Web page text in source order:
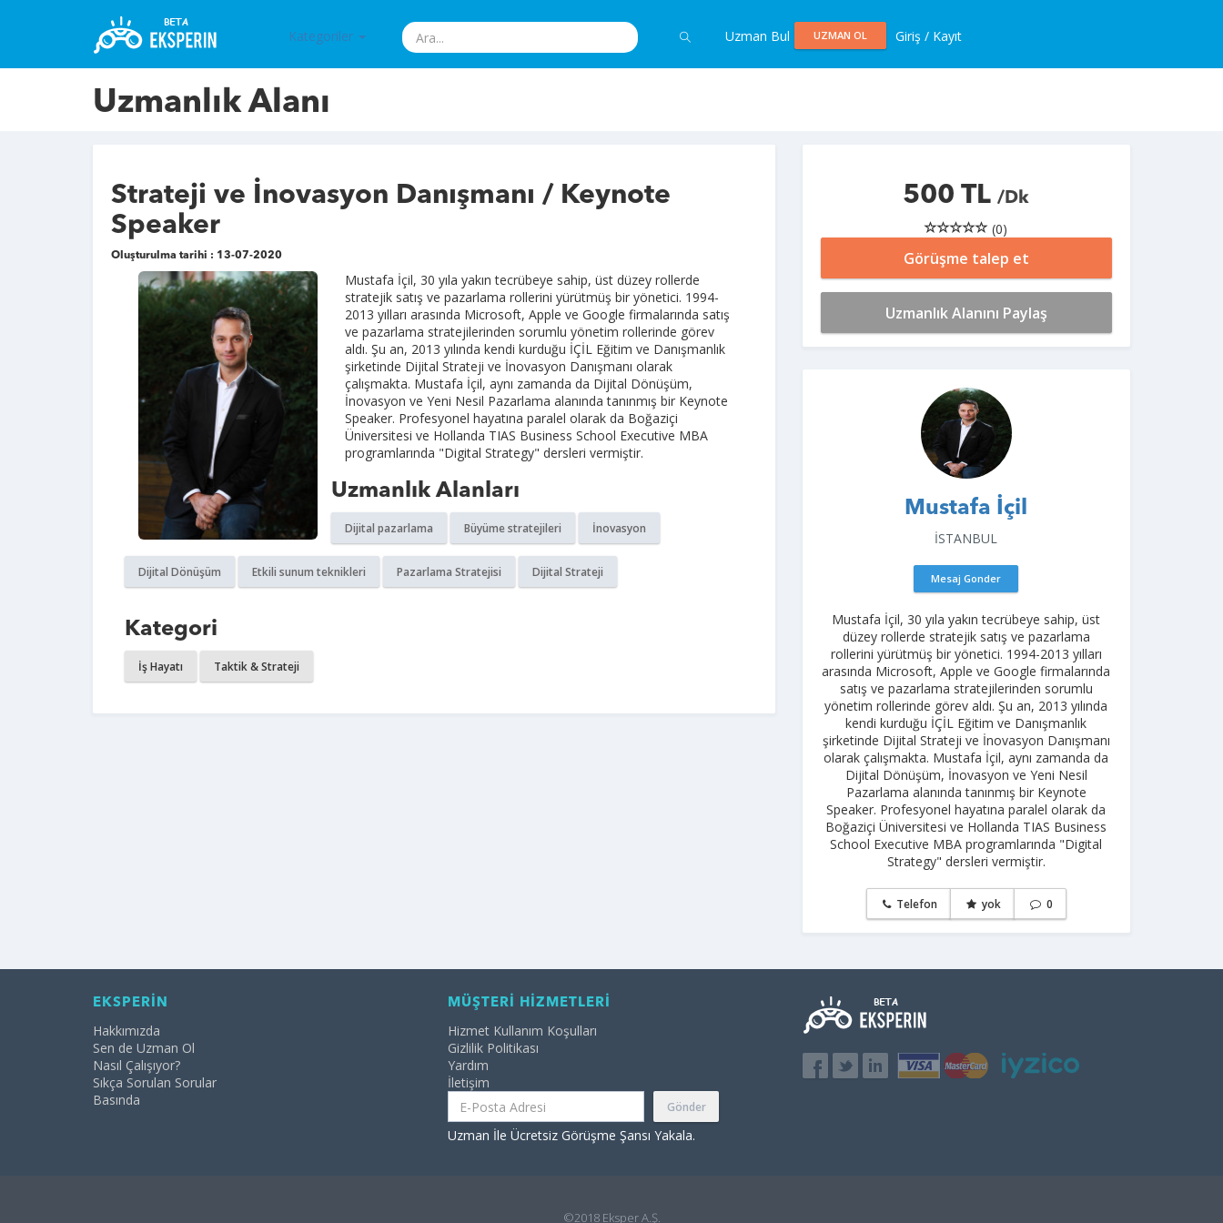
Kategoriler Uzman Bul UZMAN OL Giriş / Kayıt
Uzmanlık Alanı
Strateji ve İnovasyon Danışmanı / Keynote
Speaker
Oluşturulma tarihi : 13-07-2020
Mustafa İçil, 30 yıla yakın tecrübeye sahip, üst düzey rollerde
stratejik satış ve pazarlama rollerini yürütmüş bir yönetici. 1994-
2013 yılları arasında Microsoft, Apple ve Google firmalarında satış
ve pazarlama stratejilerinden sorumlu yönetim rollerinde görev
aldı. Şu an, 2013 yılında kendi kurduğu İÇİL Eğitim ve Danışmanlık
şirketinde Dijital Strateji ve İnovasyon Danışmanı olarak
çalışmakta. Mustafa İçil, aynı zamanda da Dijital Dönüşüm,
İnovasyon ve Yeni Nesil Pazarlama alanında tanınmış bir Keynote
Speaker. Profesyonel hayatına paralel olarak da Boğaziçi
Üniversitesi ve Hollanda TIAS Business School Executive MBA
programlarında "Digital Strategy" dersleri vermiştir.
Uzmanlık Alanları
Dijital pazarlama Büyüme stratejileri İnovasyon
Dijital Dönüşüm Etkili sunum teknikleri Pazarlama Stratejisi Dijital Strateji
Kategori
İş Hayatı Taktik & Strateji
500 TL/Dk
(0)
Görüşme talep et
Uzmanlık Alanını Paylaş
Mustafa İçil
İSTANBUL
Mesaj Gonder
Mustafa İçil, 30 yıla yakın tecrübeye sahip, üst
düzey rollerde stratejik satış ve pazarlama
rollerini yürütmüş bir yönetici. 1994-2013 yılları
arasında Microsoft, Apple ve Google firmalarında
satış ve pazarlama stratejilerinden sorumlu
yönetim rollerinde görev aldı. Şu an, 2013 yılında
kendi kurduğu İÇİL Eğitim ve Danışmanlık
şirketinde Dijital Strateji ve İnovasyon Danışmanı
olarak çalışmakta. Mustafa İçil, aynı zamanda da
Dijital Dönüşüm, İnovasyon ve Yeni Nesil
Pazarlama alanında tanınmış bir Keynote
Speaker. Profesyonel hayatına paralel olarak da
Boğaziçi Üniversitesi ve Hollanda TIAS Business
School Executive MBA programlarında "Digital
Strategy" dersleri vermiştir.
Telefon yok 0
EKSPERİN
Hakkımızda
Sen de Uzman Ol
Nasıl Çalışıyor?
Sıkça Sorulan Sorular
Basında
MÜŞTERİ HİZMETLERİ
Hizmet Kullanım Koşulları
Gizlilik Politikası
Yardım
İletişim
Gönder
Uzman İle Ücretsiz Görüşme Şansı Yakala.
©2018 Eksper A.Ş.